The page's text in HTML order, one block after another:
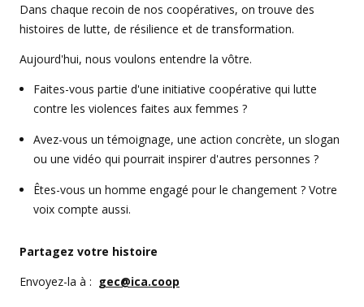
Dans chaque recoin de nos coopératives, on trouve des
histoires de lutte, de résilience et de transformation.
Aujourd'hui, nous voulons entendre la vôtre.
Faites-vous partie d'une initiative coopérative qui lutte
contre les violences faites aux femmes ?
Avez-vous un témoignage, une action concrète, un slogan
ou une vidéo qui pourrait inspirer d'autres personnes ?
Êtes-vous un homme engagé pour le changement ? Votre
voix compte aussi.
Partagez votre histoire
Envoyez-la à : gec@ica.coop